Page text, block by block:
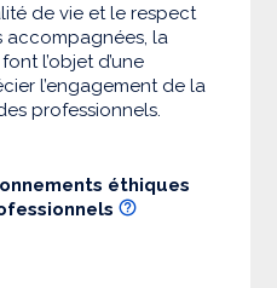
de vie et le respect
accompagnées, la
l’objet d’une
l’engagement de la
professionnels.
éthiques